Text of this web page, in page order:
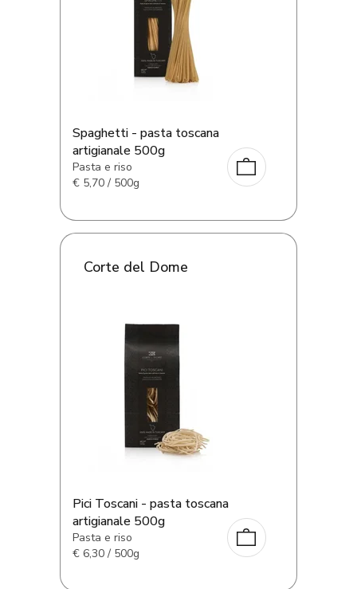
Spaghetti - pasta toscana
artigianale 500g
Pasta e riso
€ 5,70 / 500g
Corte del Dome
Pici Toscani - pasta toscana
artigianale 500g
Pasta e riso
€ 6,30 / 500g